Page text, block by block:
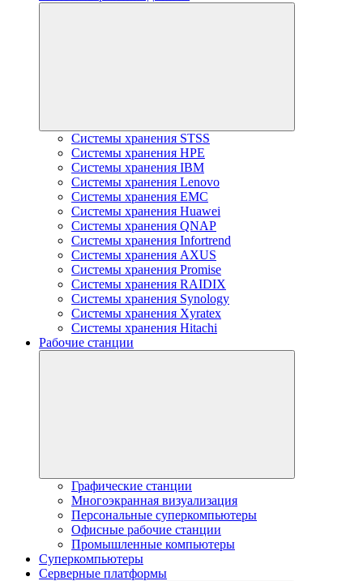
Системы хранения STSS
Системы хранения HPE
Системы хранения IBM
Системы хранения Lenovo
Системы хранения EMC
Системы хранения Huawei
Системы хранения QNAP
Системы хранения Infortrend
Системы хранения AXUS
Системы хранения Promise
Системы хранения RAIDIX
Системы хранения Synology
Системы хранения Xyratex
Системы хранения Hitachi
Рабочие станции
Графические станции
Многоэкранная визуализация
Персональные суперкомпьютеры
Офисные рабочие станции
Промышленные компьютеры
Суперкомпьютеры
Серверные платформы